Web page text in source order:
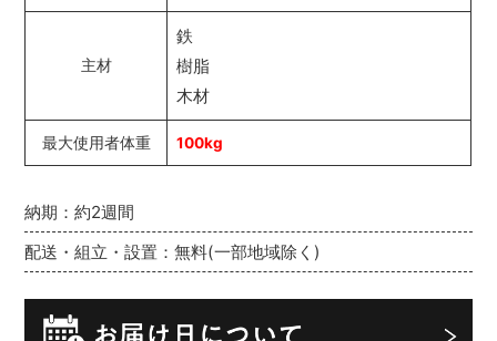
納期：約2週間
配送・組立・設置：無料(一部地域除く)
主材
鉄
樹脂
木材
最大使用者体重 100kg